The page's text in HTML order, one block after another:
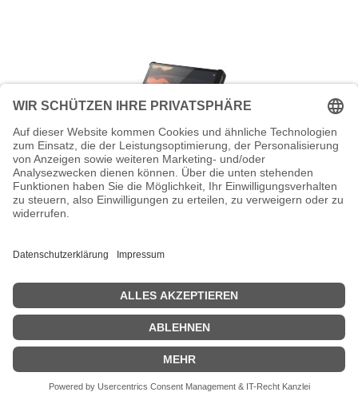
Lenovo Flip-Hülle für Tablet - Schwarz
- für Smart Tab M8 ZA5D; Tab M8 FHD
(2nd Gen)
Lenovo - Flip-Hülle für Tablet - Schwarz - für Smart Tab M8 ZA5D;